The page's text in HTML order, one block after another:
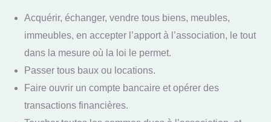
Acquérir, échanger, vendre tous biens, meubles,
immeubles, en accepter l’apport à l’association, le tout
dans la mesure où la loi le permet.
Passer tous baux ou locations.
Faire ouvrir un compte bancaire et opérer des
transactions financières.